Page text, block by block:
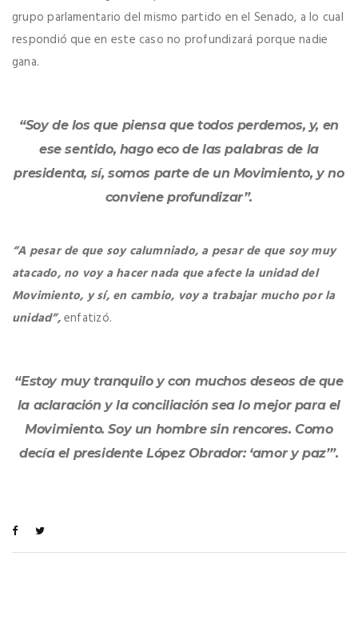
grupo parlamentario del mismo partido en el Senado, a lo cual
respondió que en este caso no profundizará porque nadie
gana.
“Soy de los que piensa que todos perdemos, y, en
ese sentido, hago eco de las palabras de la
presidenta, sí, somos parte de un Movimiento, y no
conviene profundizar”.
“A pesar de que soy calumniado, a pesar de que soy muy
atacado, no voy a hacer nada que afecte la unidad del
Movimiento, y sí, en cambio, voy a trabajar mucho por la
unidad”,enfatizó.
“Estoy muy tranquilo y con muchos deseos de que
la aclaración y la conciliación sea lo mejor para el
Movimiento. Soy un hombre sin rencores. Como
decía el presidente López Obrador: ‘amor y paz’”.